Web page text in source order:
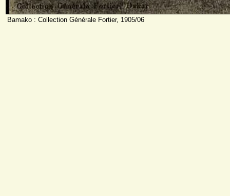
Bamako : Collection Générale Fortier, 1905/06